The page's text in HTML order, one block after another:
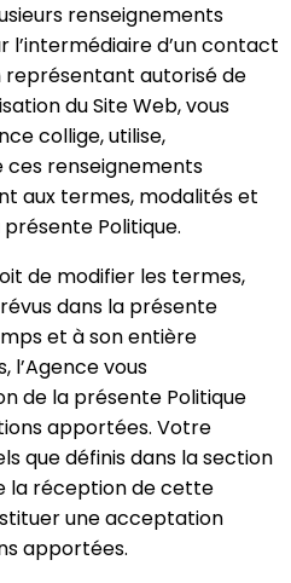
renseignements
l’intermédiaire d’un contact
autorisé de
du Site Web, vous
collige, utilise,
renseignements
aux termes, modalités et
Politique.
de modifier les termes,
dans la présente
et à son entière
l’Agence vous
de la présente Politique
apportées. Votre
que définis dans la section
la réception de cette
une acceptation
apportées.